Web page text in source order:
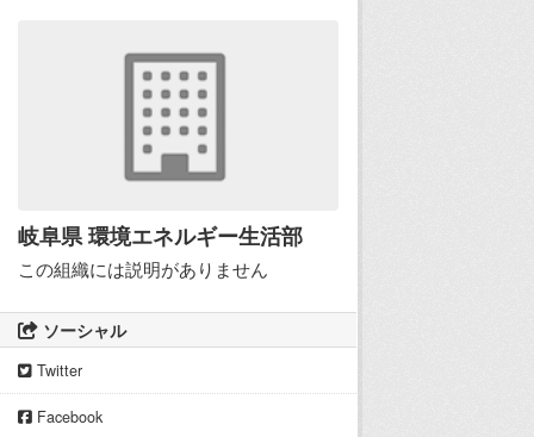
岐阜県 環境エネルギー生活部
この組織には説明がありません
ソーシャル
Twitter
Facebook